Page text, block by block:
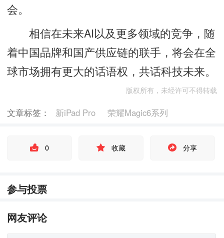
会。
相信在未来AI以及更多领域的竞争，随
着中国品牌和国产供应链的联手，将会在全
球市场拥有更大的话语权，共话科技未来。
版权所有，未经许可不得转载
文章标签： 新iPad Pro 荣耀Magic6系列
0 收藏 分享
参与投票
网友评论